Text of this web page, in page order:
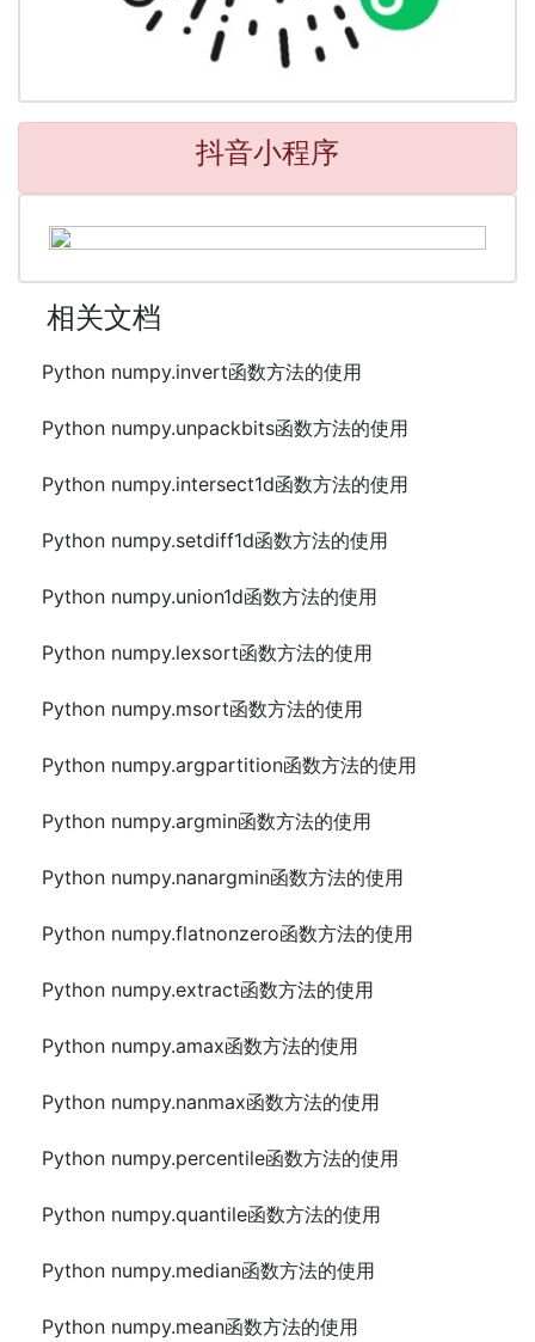
抖音小程序
相关文档
Python numpy.invert函数方法的使用
Python numpy.unpackbits函数方法的使用
Python numpy.intersect1d函数方法的使用
Python numpy.setdiff1d函数方法的使用
Python numpy.union1d函数方法的使用
Python numpy.lexsort函数方法的使用
Python numpy.msort函数方法的使用
Python numpy.argpartition函数方法的使用
Python numpy.argmin函数方法的使用
Python numpy.nanargmin函数方法的使用
Python numpy.flatnonzero函数方法的使用
Python numpy.extract函数方法的使用
Python numpy.amax函数方法的使用
Python numpy.nanmax函数方法的使用
Python numpy.percentile函数方法的使用
Python numpy.quantile函数方法的使用
Python numpy.median函数方法的使用
Python numpy.mean函数方法的使用